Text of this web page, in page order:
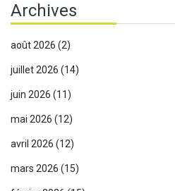
Archives
août 2026 (2)
juillet 2026 (14)
juin 2026 (11)
mai 2026 (12)
avril 2026 (12)
mars 2026 (15)